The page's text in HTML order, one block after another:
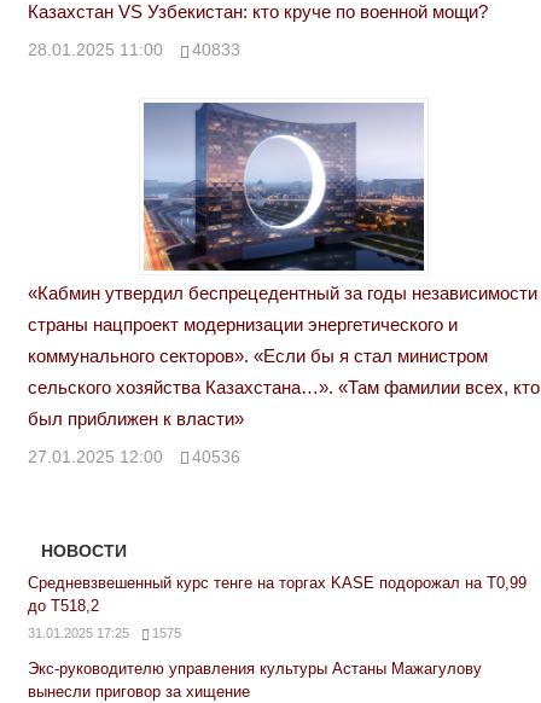
Казахстан VS Узбекистан: кто круче по военной мощи?
28.01.2025 11:00 40833
«Кабмин утвердил беспрецедентный за годы независимости
страны нацпроект модернизации энергетического и
коммунального секторов». «Если бы я стал министром
сельского хозяйства Казахстана…». «Там фамилии всех, кто
был приближен к власти»
27.01.2025 12:00 40536
НОВОСТИ
Средневзвешенный курс тенге на торгах KASE подорожал на Т0,99
до Т518,2
31.01.2025 17:25 1575
Экс-руководителю управления культуры Астаны Мажагулову
вынесли приговор за хищение